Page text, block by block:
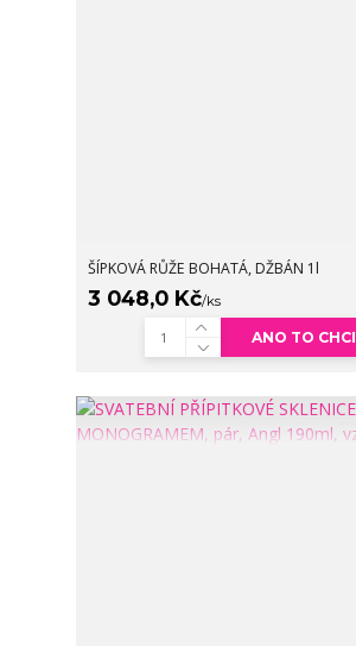
ŠÍPKOVÁ RŮŽE BOHATÁ, DŽBÁN 1l
3 048,0 Kč/ks
ANO TO CHCI